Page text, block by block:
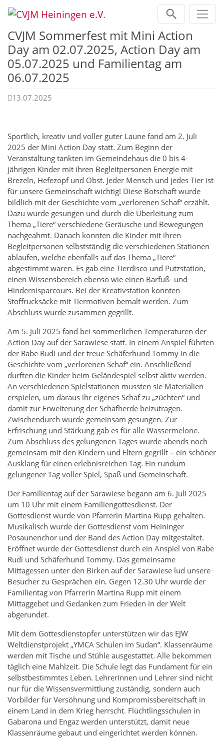
Zum Inhalt springen
HomeNews News
CVJM Sommerfest mit Mini Action
Day am 02.07.2025, Action Day am
05.07.2025 und Familientag am
06.07.2025
13.07.2025
Sportlich, kreativ und voller guter Laune fand am 2. Juli
2025 der Mini Action Day statt. Zum Beginn der
Veranstaltung tankten im Gemeindehaus die 0 bis 4-
jährigen Kinder mit ihren Begleitpersonen Energie mit
Brezeln, Hefezopf und Obst. Jeder Mensch und jedes Tier ist
für unsere Gemeinschaft wichtig! Diese Botschaft wurde
bildlich mit der Geschichte vom „verlorenen Schaf“ erzählt.
Dazu wurde gesungen und durch die Überleitung zum
Thema „Tiere“ verschiedene Geräusche und Bewegungen
nachgeahmt. Danach konnten die Kinder mit ihren
Begleitpersonen selbstständig die verschiedenen Stationen
ablaufen, welche ebenfalls auf das Thema „Tiere“
abgestimmt waren. Es gab eine Tierdisco und Putzstation,
einen Wissensbereich ebenso wie einen Barfuß- und
Hindernisparcours. Bei der Kreativstation konnten
Stoffrucksäcke mit Tiermotiven bemalt werden. Zum
Abschluss wurde zusammen gegrillt.
Am 5. Juli 2025 fand bei sommerlichen Temperaturen der
Action Day auf der Sarawiese statt. In einem Anspiel führten
der Rabe Rudi und der treue Schäferhund Tommy in die
Geschichte vom „verlorenen Schaf“ ein. Anschließend
durften die Kinder beim Geländespiel selbst aktiv werden.
An verschiedenen Spielstationen mussten sie Materialien
erspielen, um daraus ihr eigenes Schaf zu „züchten“ und
damit zur Erweiterung der Schafherde beizutragen.
Zwischendurch wurde gemeinsam gesungen. Zur
Erfrischung und Stärkung gab es für alle Wassermelone.
Zum Abschluss des gelungenen Tages wurde abends noch
gemeinsam mit den Kindern und Eltern gegrillt – ein schöner
Ausklang für einen erlebnisreichen Tag. Ein rundum
gelungener Tag voller Spiel, Spaß und Gemeinschaft.
Der Familientag auf der Sarawiese begann am 6. Juli 2025
um 10 Uhr mit einem Familiengottesdienst. Der
Gottesdienst wurde von Pfarrerin Martina Rupp gehalten.
Musikalisch wurde der Gottesdienst vom Heininger
Posaunenchor und der Band des Action Day mitgestaltet.
Eröffnet wurde der Gottesdienst durch ein Anspiel von Rabe
Rudi und Schäferhund Tommy. Das gemeinsame
Mittagessen unter den Birken auf der Sarawiese lud unsere
Besucher zu Gesprächen ein. Gegen 12.30 Uhr wurde der
Familientag von Pfarrerin Martina Rupp mit einem
Mittaggebet und Gedanken zum Frieden in der Welt
abgerundet.
Mit dem Gottesdienstopfer unterstützen wir das EJW
Weltdienstprojekt „YMCA Schulen im Sudan“. Klassenräume
werden mit Tische und Stühle ausgestattet. Alle bekommen
täglich eine Mahlzeit. Die Schule legt das Fundament für ein
selbstbestimmtes Leben. Lehrerinnen und Lehrer sind nicht
nur für die Wissensvermittlung zuständig, sondern auch
Vorbilder für Versöhnung und Kompromissbereitschaft in
einem Land in dem Krieg herrscht. Flüchtlingsschulen in
Gabarona und Engaz werden unterstützt, damit neue
Klassenräume gebaut und eingerichtet werden können.